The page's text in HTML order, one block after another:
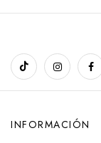
INFORMACIÓN